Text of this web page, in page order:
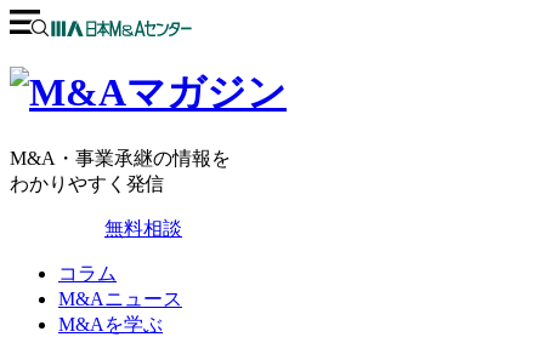
M&A・事業承継の情報を
わかりやすく発信
無料相談
コラム
M&Aニュース
M&Aを学ぶ